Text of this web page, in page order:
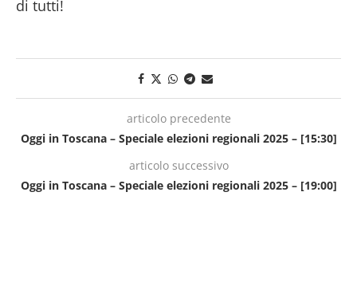
di tutti!
articolo precedente
Oggi in Toscana – Speciale elezioni regionali 2025 – [15:30]
articolo successivo
Oggi in Toscana – Speciale elezioni regionali 2025 – [19:00]